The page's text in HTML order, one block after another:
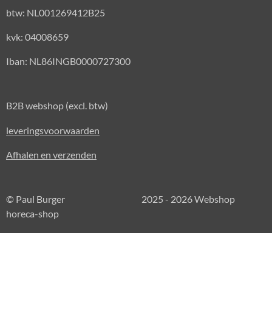
btw: NL001269412B25
kvk: 04008659
Iban: NL86INGB0000727300
B2B webshop (excl. btw)
leveringsvoorwaarden
Afhalen en verzenden
© Paul Burger 2025 - 2026 Webshop
horeca-shop